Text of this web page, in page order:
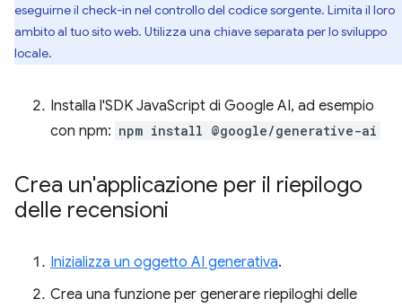
eseguirne il check-in nel controllo del codice sorgente. Limita il loro
ambito al tuo sito web. Utilizza una chiave separata per lo sviluppo
locale.
Installa l'SDK JavaScript di Google AI, ad esempio
con npm: npm install @google/generative-ai
Crea un'applicazione per il riepilogo
delle recensioni
Inizializza un oggetto AI generativa.
Crea una funzione per generare riepiloghi delle